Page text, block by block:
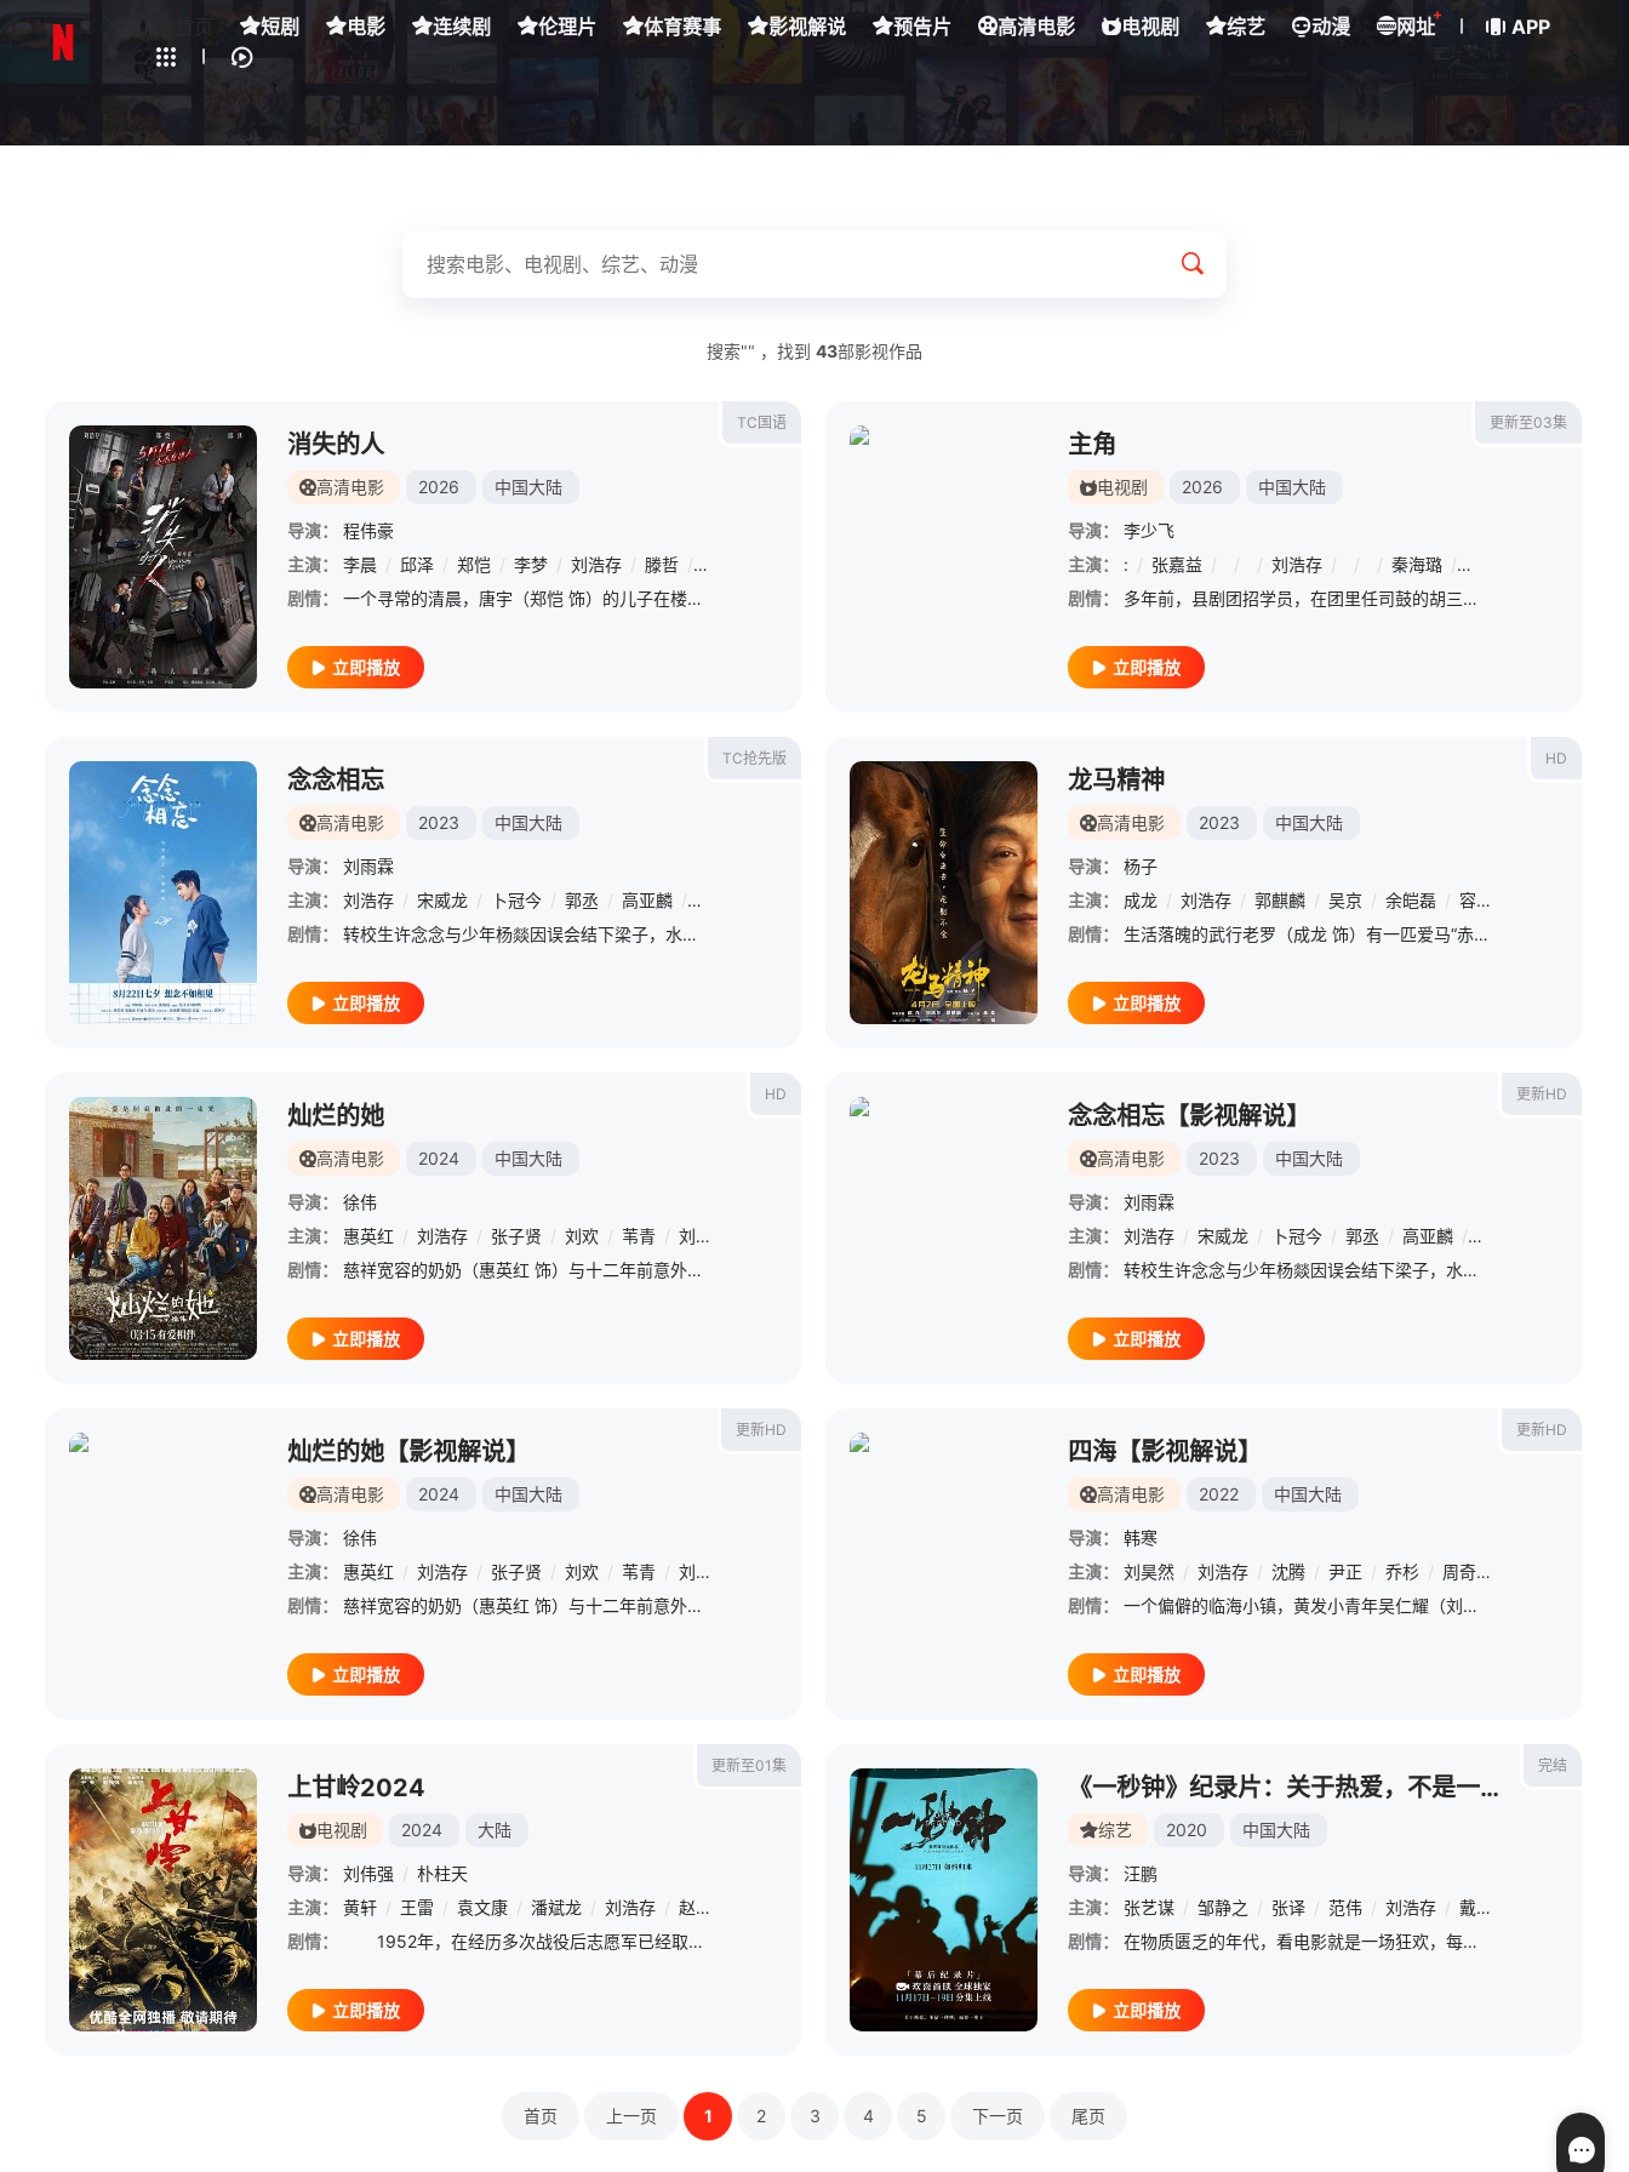
短剧 电影 连续剧 伦理片 体育赛事 影视解说 预告片 高清电影 电视剧 综艺 动漫 网址
+
APP
载客户端
搜索"" ，找到 43部影视作品
TC国语
消失的人
高清电影 2026 中国大陆
导演：
程伟豪
主演：
李晨 / 邱泽 / 郑恺 / 李梦 / 刘浩存 / 滕哲 / 黄小蕾 冯雪雅 / 汤心一
剧情：
一个寻常的清晨，唐宇（郑恺 饰）的儿子在楼梯间凭空消失；隔壁单元里，独居女孩林雨彤（刘浩存 饰）在熟睡中被人侵犯；赌鬼租客严午（邱泽 饰）满身血污，谎编踪迹藏匿尸体。这栋看似平静、不起眼的居民楼里，每
立即播放
更新至03集
主角
电视剧 2026 中国大陆
导演：
李少飞
主演：
: / 张嘉益 / / / 刘浩存 / / / 秦海璐 /
剧情：
多年前，县剧团招学员，在团里任司鼓的胡三元（张嘉益 饰）替外甥女报名，将年少的她改名易秦娥（刘浩存 饰）从家乡带出来学唱秦腔。因胡三元造成的事故，易秦娥受到影响，学习秦腔之路屡遭波折。但她凭借刻苦的劲
立即播放
TC抢先版
念念相忘
高清电影 2023 中国大陆
导演：
刘雨霖
主演：
刘浩存 / 宋威龙 / 卜冠今 / 郭丞 / 高亚麟 / 倪虹洁
张磊
剧情：
转校生许念念与少年杨燚因误会结下梁子，水火不容的两人展开一系列比拼，本以为是好胜心作祟，却在不知不觉中萌发了情愫。飒爽的少女与中二的少年，就这样一起度过了热血又难忘的高中时光，最后却遗憾地擦身而过……
立即播放
HD
龙马精神
高清电影 2023 中国大陆
导演：
杨子
主演：
成龙 / 刘浩存 / 郭麒麟 / 吴京 / 余皑磊 / 容祖儿
剧情：
生活落魄的武行老罗（成龙 饰）有一匹爱马“赤兔”，他一直想把它培养成片场的动作明星，不料却深陷官司，只能求助多年未见的女儿小宝（刘浩存 饰）和她的律师男友乃华（郭麒麟 饰）。小宝一边帮老罗打官司，一边
立即播放
HD
灿烂的她
高清电影 2024 中国大陆
导演：
徐伟
主演：
惠英红 / 刘浩存 / 张子贤 / 刘欢 / 苇青 / 刘奕铁 荣梓杉 / 余皑磊 / 钱锦 / 李祉默 / 林源
剧情：
慈祥宽容的奶奶（惠英红 饰）与十二年前意外走失的孙女（刘浩存 饰）重逢，祖孙二人从生疏到彼此依偎。相处期间，她们身上的秘密也逐渐被揭开。最终奶奶拯救了这个本对人生不抱希望的“孙女”。
立即播放
更新HD
念念相忘【影视解说】
高清电影 2023 中国大陆
导演：
刘雨霖
主演：
刘浩存 / 宋威龙 / 卜冠今 / 郭丞 / 高亚麟 / 倪虹洁
剧情：
转校生许念念与少年杨燚因误会结下梁子，水火不容的两人展开一系列比拼，本以为是好胜心作祟，却在不知不觉中萌发了情愫。飒爽的少女与中二的少年，就这样一起度过了热血又难忘的高中时光，最后却遗憾地擦身而过……
立即播放
更新HD
灿烂的她【影视解说】
高清电影 2024 中国大陆
导演：
徐伟
主演：
惠英红 / 刘浩存 / 张子贤 / 刘欢 / 苇青 / 刘奕铁 荣梓杉 / 余皑磊 / 钱锦 / 李祉默 /
林源
剧情：
慈祥宽容的奶奶（惠英红 饰）与十二年前意外走失的孙女（刘浩存 饰）重逢，祖孙二人从生疏到彼此依偎。相处期间，她们身上的秘密也逐渐被揭开。最终奶奶拯救了这个本对人生不抱希望的“孙女”。
立即播放
更新HD
四海【影视解说】
高清电影 2022 中国大陆
导演：
韩寒
主演：
刘昊然 / 刘浩存 / 沈腾 / 尹正 / 乔杉 / 周奇 /
剧情：
一个偏僻的临海小镇，黄发小青年吴仁耀（刘昊然 饰）依靠摩托特技为生，他喜欢上了美丽女孩周欢颂（刘浩存 饰），谁知却因此招惹上了欢颂的哥哥周欢歌（尹正 饰）。欢歌颇为欣赏阿耀的车技，于是将其招入自己的车
立即播放
更新至01集
上甘岭2024
电视剧 2024 大陆
导演： 刘伟强 / 朴柱天
主演：
黄轩 / 王雷 / 袁文康 / 潘斌龙 / 刘浩存 / 赵润南 叮咚 石昊正 唐国强 刘劲 周小斌 黄薇 / 冯绍峰 杜江 王挺 / 李晨
剧情：
1952年，在经历多次战役后志愿军已经取得了抗美援朝战场地面作战的主动权，为了竞选声势和攫取谈判桌上的利益，“联合国军”决定在上甘岭最后一搏，10月14日，“联合国军”对上甘岭发起猛攻。志愿军战士
立即播放
完结
《一秒钟》纪录片：关于热爱，不是一秒钟，而是一辈子
综艺 2020 中国大陆
导演：
汪鹏
主演：
张艺谋 / 邹静之 / 张译 / 范伟 / 刘浩存 / 戴琪
剧情：
在物质匮乏的年代，看电影就是一场狂欢，每一段胶片都承载着一个幻梦。如今那个时代已经一去不复返，张艺谋决定用电影《一秒钟》为过去立传，给电影写一封情书。为此，张艺谋曾连续工作20个小时；张译减重20斤，
立即播放
首页 上一页 1 2 3 4 5 下一页 尾页